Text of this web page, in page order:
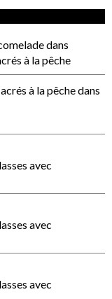
dans
à la pêche
à la pêchedans
avec
avec
avec